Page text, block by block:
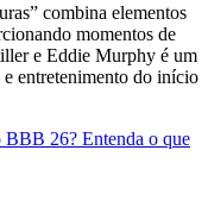
combina elementos
momentos de
e Eddie Murphy é um
entretenimento do início